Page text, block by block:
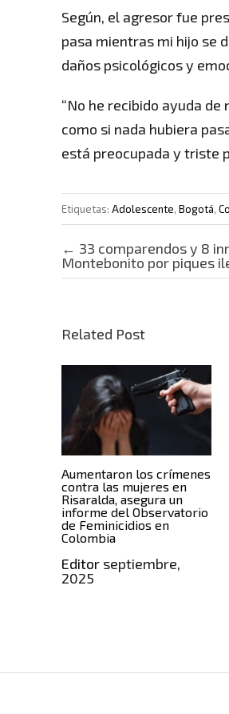
Según, el agresor fue
pasa mientras mi hijo se
daños psicológicos y
“No he recibido ayuda
como si nada hubiera
está preocupada y triste
Etiquetas: Adolescente, Bogotá,
Post navigation
← 33 comparendos y 8
Montebonito por piques
Related Post
Aumentaron los crímenes
contra las mujeres en
Risaralda, asegura un
informe del Observatorio
de Feminicidios en
Colombia
Editor septiembre,
2025